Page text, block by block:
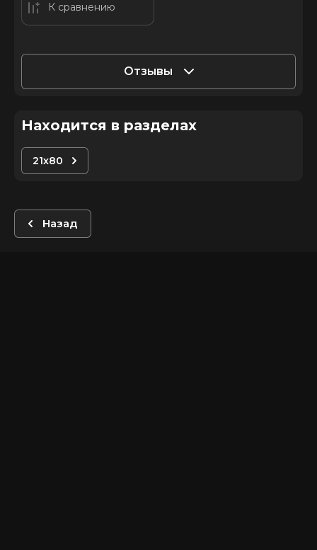
К сравнению
Отзывы
Находится в разделах
21х80
Назад